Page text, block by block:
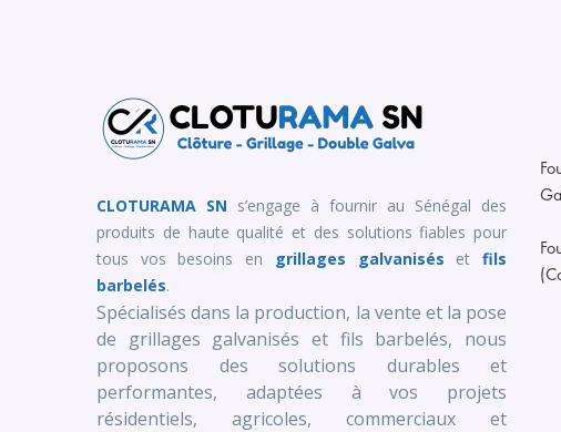
CLOTURAMA SN s’engage à fournir au Sénégal des
produits de haute qualité et des solutions fiables pour
tous vos besoins en
grillages galvanisés etfils
barbelés.
Spécialisés dans la production, la vente et la pose
de grillages galvanisés et fils barbelés, nous
proposons des solutions durables et
performantes, adaptées à vos projets
résidentiels, agricoles, commerciaux et